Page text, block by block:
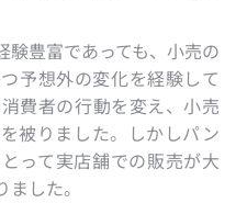
験豊富であっても、小売の
予想外の変化を経験して
費者の行動を変え、小売
被りました。しかしパン
って実店舗での販売が大
した。